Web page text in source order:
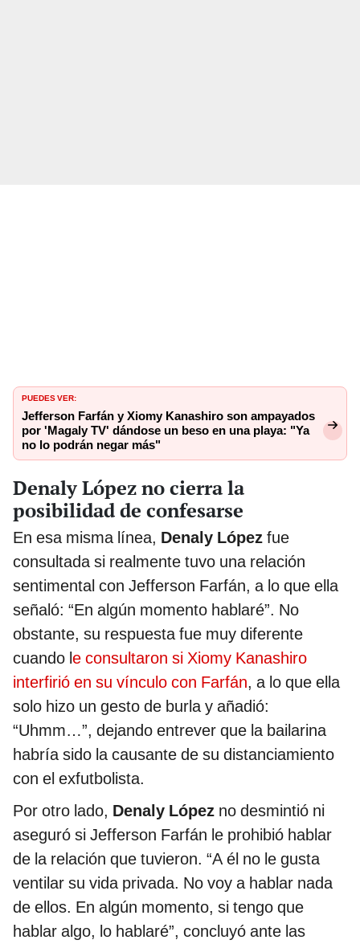
PUEDES VER:
Jefferson Farfán y Xiomy Kanashiro son ampayados
por 'Magaly TV' dándose un beso en una playa: "Ya
no lo podrán negar más"
Denaly López no cierra la
posibilidad de confesarse
En esa misma línea, Denaly López fue
consultada si realmente tuvo una relación
sentimental con Jefferson Farfán, a lo que ella
señaló: “En algún momento hablaré”. No
obstante, su respuesta fue muy diferente
cuando le consultaron si Xiomy Kanashiro
interfirió en su vínculo con Farfán, a lo que ella
solo hizo un gesto de burla y añadió:
“Uhmm…”, dejando entrever que la bailarina
habría sido la causante de su distanciamiento
con el exfutbolista.
Por otro lado, Denaly López no desmintió ni
aseguró si Jefferson Farfán le prohibió hablar
de la relación que tuvieron. “A él no le gusta
ventilar su vida privada. No voy a hablar nada
de ellos. En algún momento, si tengo que
hablar algo, lo hablaré”, concluyó ante las